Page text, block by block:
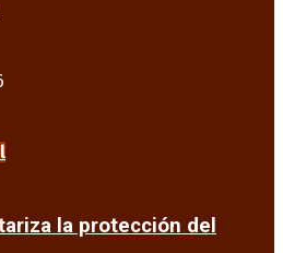
la protección del